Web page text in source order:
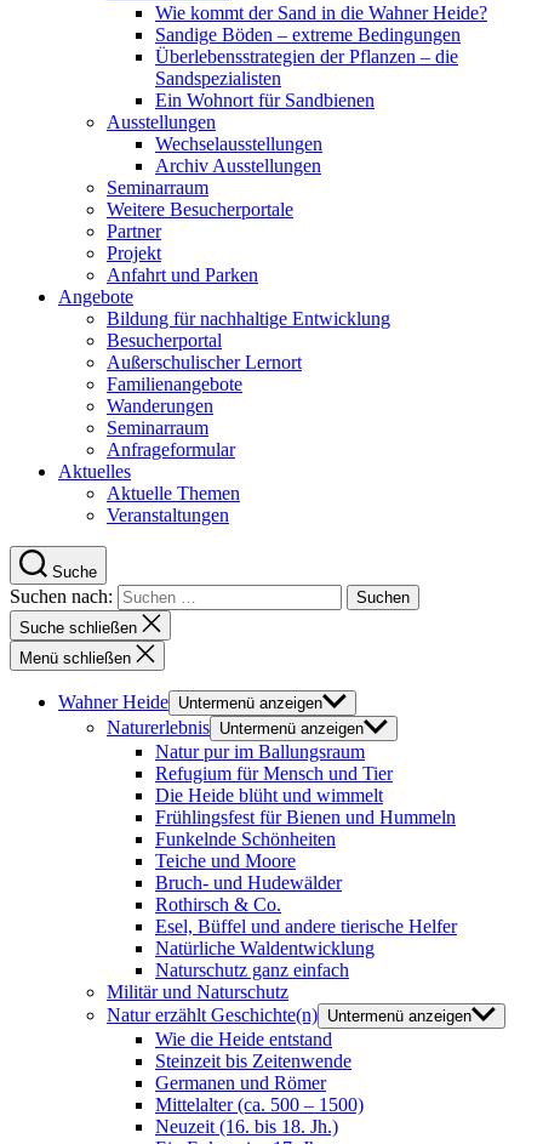
Wie kommt der Sand in die Wahner Heide?
Sandige Böden – extreme Bedingungen
Überlebensstrategien der Pflanzen – die
Sandspezialisten
Ein Wohnort für Sandbienen
Ausstellungen
Wechselausstellungen
Archiv Ausstellungen
Seminarraum
Weitere Besucherportale
Partner
Projekt
Anfahrt und Parken
Angebote
Bildung für nachhaltige Entwicklung
Besucherportal
Außerschulischer Lernort
Familienangebote
Wanderungen
Seminarraum
Anfrageformular
Aktuelles
Aktuelle Themen
Veranstaltungen
Suche
Suchen nach:
Suche schließen
Menü schließen
Wahner Heide Untermenü anzeigen
Naturerlebnis Untermenü anzeigen
Natur pur im Ballungsraum
Refugium für Mensch und Tier
Die Heide blüht und wimmelt
Frühlingsfest für Bienen und Hummeln
Funkelnde Schönheiten
Teiche und Moore
Bruch- und Hudewälder
Rothirsch & Co.
Esel, Büffel und andere tierische Helfer
Natürliche Waldentwicklung
Naturschutz ganz einfach
Militär und Naturschutz
Natur erzählt Geschichte(n) Untermenü anzeigen
Wie die Heide entstand
Steinzeit bis Zeitenwende
Germanen und Römer
Mittelalter (ca. 500 – 1500)
Neuzeit (16. bis 18. Jh.)